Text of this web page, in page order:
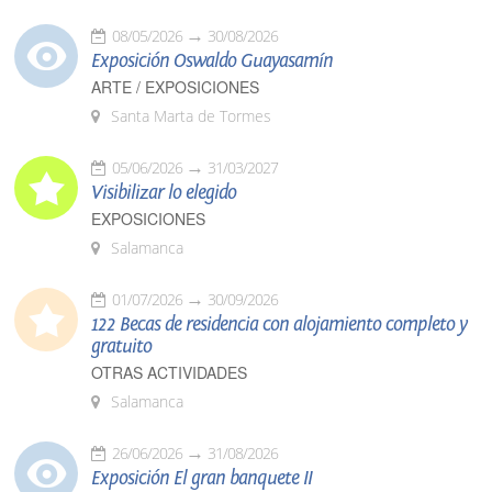
08/05/2026 30/08/2026
Exposición Oswaldo Guayasamín
ARTE / EXPOSICIONES
Santa Marta de Tormes
05/06/2026 31/03/2027
Visibilizar lo elegido
EXPOSICIONES
Salamanca
01/07/2026 30/09/2026
122 Becas de residencia con alojamiento completo y
gratuito
OTRAS ACTIVIDADES
Salamanca
26/06/2026 31/08/2026
Exposición El gran banquete II